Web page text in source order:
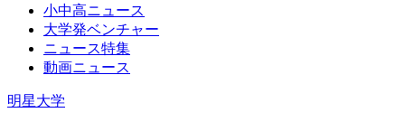
小中高ニュース
大学発ベンチャー
ニュース特集
動画ニュース
明星大学